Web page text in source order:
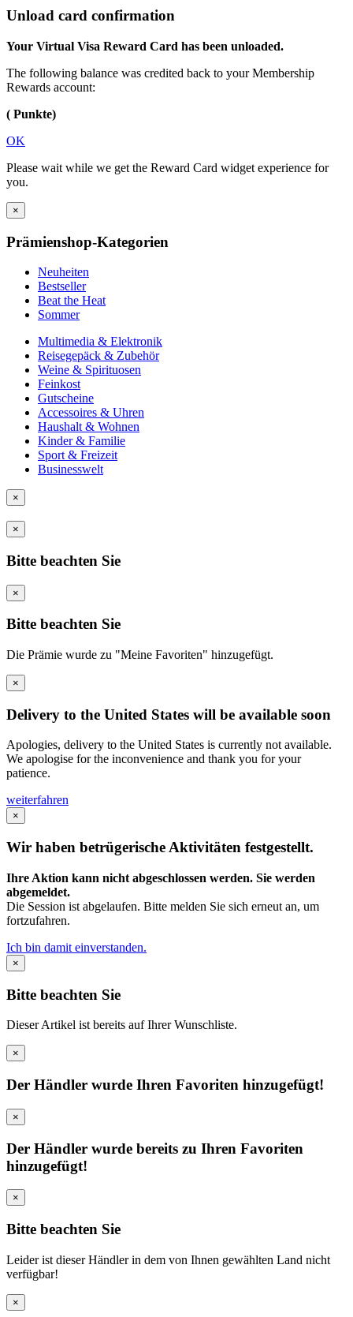
Unload card confirmation
Your Virtual Visa Reward Card has been unloaded.
The following balance was credited back to your Membership
Rewards account:
( Punkte)
OK
Please wait while we get the Reward Card widget experience for
you.
×
Prämienshop-Kategorien
Neuheiten
Bestseller
Beat the Heat
Sommer
Multimedia & Elektronik
Reisegepäck & Zubehör
Weine & Spirituosen
Feinkost
Gutscheine
Accessoires & Uhren
Haushalt & Wohnen
Kinder & Familie
Sport & Freizeit
Businesswelt
×
×
Bitte beachten Sie
×
Bitte beachten Sie
Die Prämie wurde zu "Meine Favoriten" hinzugefügt.
×
Delivery to the United States will be available soon
Apologies, delivery to the United States is currently not available.
We apologise for the inconvenience and thank you for your
patience.
weiterfahren
×
Wir haben betrügerische Aktivitäten festgestellt.
Ihre Aktion kann nicht abgeschlossen werden. Sie werden
abgemeldet.
Die Session ist abgelaufen. Bitte melden Sie sich erneut an, um
fortzufahren.
Ich bin damit einverstanden.
×
Bitte beachten Sie
Dieser Artikel ist bereits auf Ihrer Wunschliste.
×
Der Händler wurde Ihren Favoriten hinzugefügt!
×
Der Händler wurde bereits zu Ihren Favoriten
hinzugefügt!
×
Bitte beachten Sie
Leider ist dieser Händler in dem von Ihnen gewählten Land nicht
verfügbar!
×